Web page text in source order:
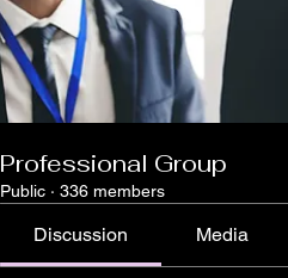
Professional Group
Public · 336 members
Discussion Media